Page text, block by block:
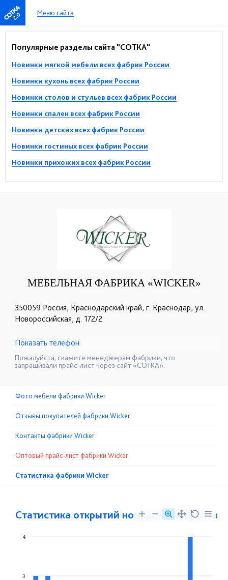
2.0 Меню сайта
Популярные разделы сайта "СОТКА"
Новинки мягкой мебели всех фабрик России
Новинки кухонь всех фабрик России
Новинки столов и стульев всех фабрик России
Новинки спален всех фабрик России
Новинки детских всех фабрик России
Новинки гостиных всех фабрик России
Новинки прихожих всех фабрик России
МЕБЕЛЬНАЯ ФАБРИКА «WICKER»
350059 Россия, Краснодарский край, г. Краснодар, ул.
Новороссийская, д. 172/2
☎+7 (960) 496-78-34
Показать телефон
Пожалуйста, скажите менеджерам фабрики, что
запрашивали прайс-лист через сайт «СОТКА».
Фото мебели фабрики Wicker
Отзывы покупателей фабрики Wicker
Контакты фабрики Wicker
Оптовый прайс-лист фабрики Wicker
Статистика фабрики Wicker
Статистика открытий номеров телефонов
4
3